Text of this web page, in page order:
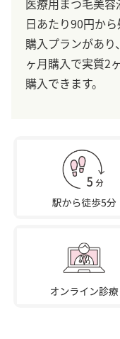
医療用まつ毛美
日あたり90円か
購入プランがあ
ヶ月購入で実質2
購入できます。